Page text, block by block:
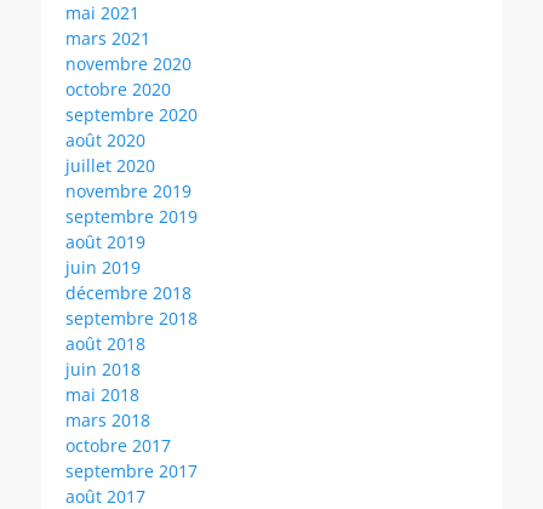
mai 2021
mars 2021
novembre 2020
octobre 2020
septembre 2020
août 2020
juillet 2020
novembre 2019
septembre 2019
août 2019
juin 2019
décembre 2018
septembre 2018
août 2018
juin 2018
mai 2018
mars 2018
octobre 2017
septembre 2017
août 2017